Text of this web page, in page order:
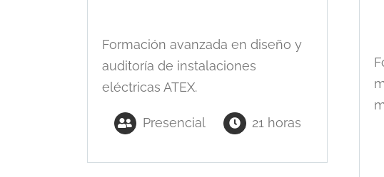
Formación avanzada en diseño y
auditoría de instalaciones
eléctricas ATEX.
Presencial 21 horas